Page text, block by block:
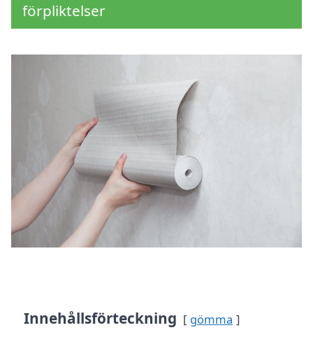
förpliktelser
Innehållsförteckning gömma